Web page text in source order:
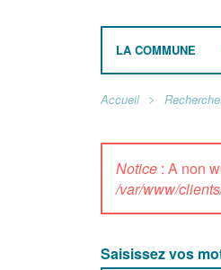
LA COMMUNE
Accueil
Notice : A non
/var/www/
Saisissez vos